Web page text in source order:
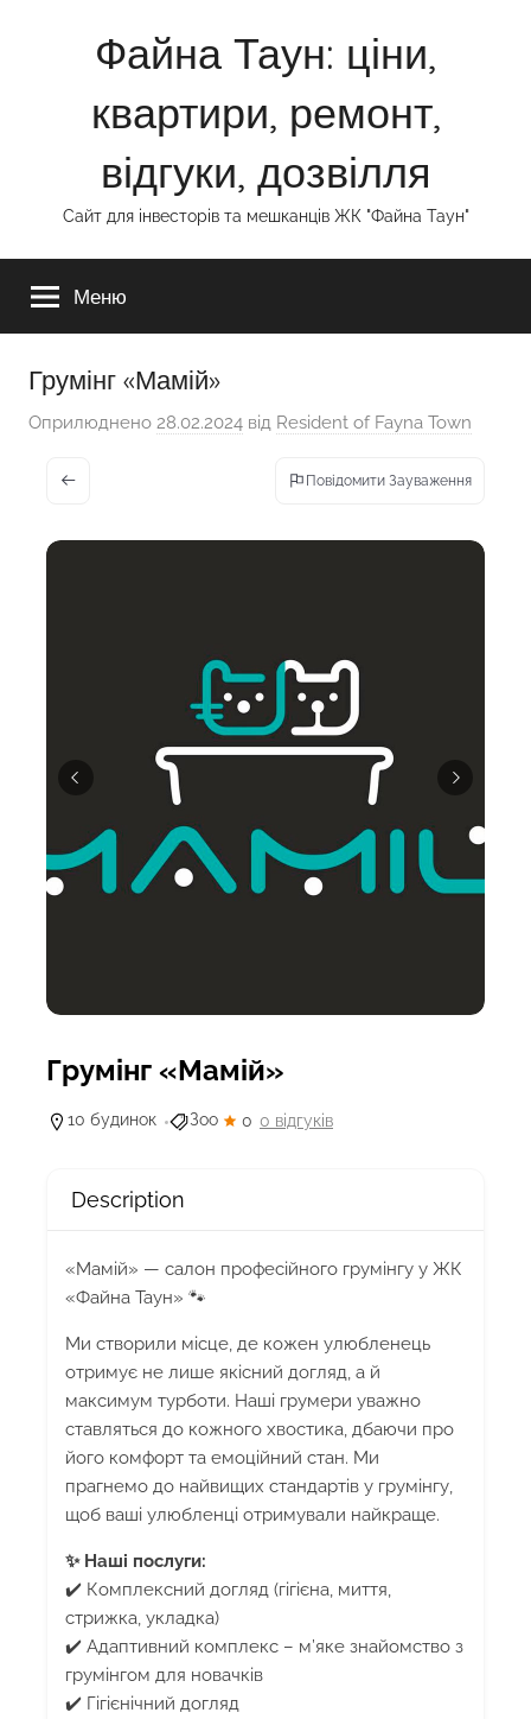
Файна Таун: ціни,
квартири, ремонт,
відгуки, дозвілля
Сайт для інвесторів та мешканців ЖК "Файна Таун"
Меню
Грумінг «Мамій»
Оприлюднено 28.02.2024 від Resident of Fayna Town
Повідомити Зауваження
Грумінг «Мамій»
10 будинок Зоо 0 0 відгуків
Description
«Мамій» — салон професійного грумінгу у ЖК
«Файна Таун» 🐾
Ми створили місце, де кожен улюбленець
отримує не лише якісний догляд, а й
максимум турботи. Наші грумери уважно
ставляться до кожного хвостика, дбаючи про
його комфорт та емоційний стан. Ми
прагнемо до найвищих стандартів у грумінгу,
щоб ваші улюбленці отримували найкраще.
✨ Наші послуги:
✔️ Комплексний догляд (гігієна, миття,
стрижка, укладка)
✔️ Адаптивний комплекс – м’яке знайомство з
грумінгом для новачків
✔️ Гігієнічний догляд